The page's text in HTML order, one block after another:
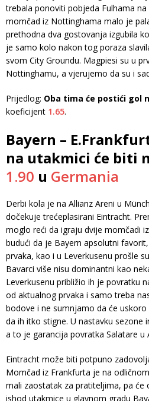
trebala ponoviti pobjeda Fulhama na
momčad iz Nottinghama malo je
prethodna dva gostovanja izgubila
je samo kolo nakon tog poraza
svom City Groundu. Magpiesi su u
Nottinghamu, a vjerujemo da su i
Prijedlog: Oba tima će postići gol
koeficijent 1.65.
Bayern –
na utakmici će biti
1.90 u Germania
Derbi kola je na Allianz Areni u
dočekuje trećeplasirani Eintracht.
moglo reći da igraju dvije momčadi
budući da je Bayern apsolutni
prvaka, kao i u Leverkusenu prošle
Bavarci više nisu dominantni kao
Leverkusenu približio ih je povratku
od aktualnog prvaka i samo treba
bodove i ne sumnjamo da će
da ih itko stigne. U nastavku sezone
a to je garancija povratka Salatare u
Eintracht može biti potpuno
Momčad iz Frankfurta je na
mali zaostatak za pratiteljima, pa će
ishod utakmice u glavnom gradu